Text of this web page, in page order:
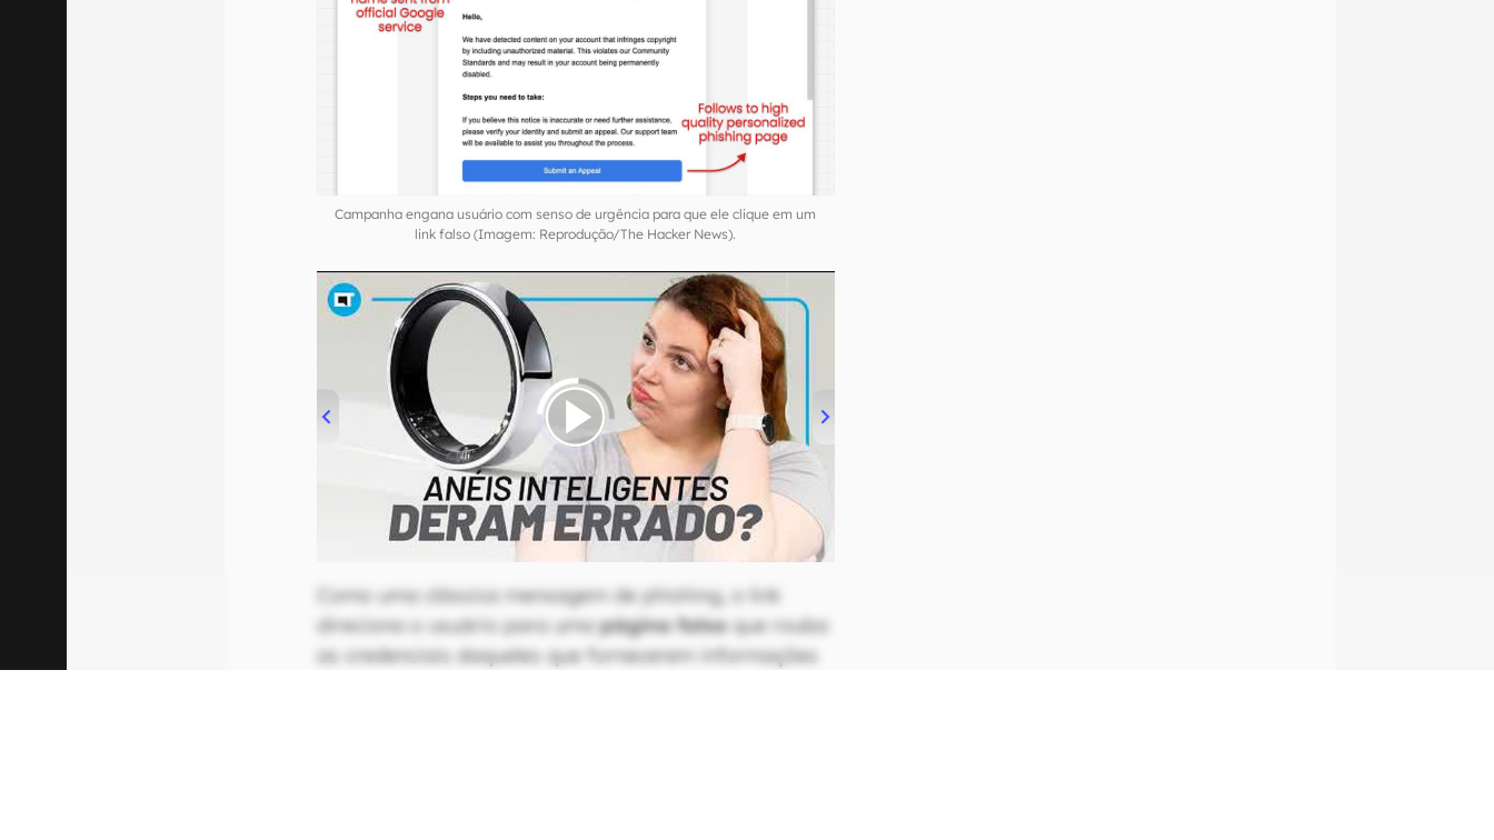
Campanha engana usuário com senso de urgência para que ele clique em um
link falso (Imagem: Reprodução/The Hacker News).
00:00/21:11
Como uma clássica mensagem de phishing, o link
direciona o usuário para umapágina falsaque rouba
as credenciais daqueles que fornecerem informações